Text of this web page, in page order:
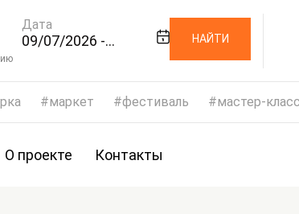
Дата
09/07/2026 -
НАЙТИ
маркет фестиваль мастер-класс
О проекте Контакты